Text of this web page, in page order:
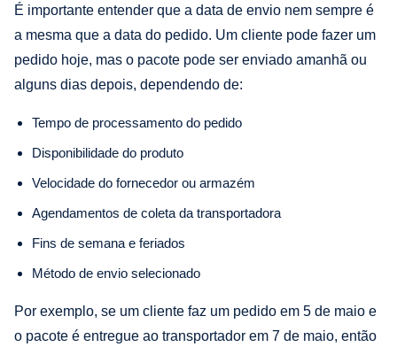
É importante entender que a data de envio nem sempre é
a mesma que a data do pedido. Um cliente pode fazer um
pedido hoje, mas o pacote pode ser enviado amanhã ou
alguns dias depois, dependendo de:
Tempo de processamento do pedido
Disponibilidade do produto
Velocidade do fornecedor ou armazém
Agendamentos de coleta da transportadora
Fins de semana e feriados
Método de envio selecionado
Por exemplo, se um cliente faz um pedido em 5 de maio e
o pacote é entregue ao transportador em 7 de maio, então